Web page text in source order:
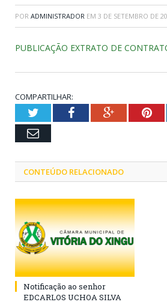
POR ADMINISTRADOR EM 3 DE SETEMBRO DE
PUBLICAÇÃO EXTRATO DE
COMPARTILHAR:
TwitterFacebookGoogle+
Email
CONTEÚDO RELACIONADO
Notificação ao senhor
EDCARLOS UCHOA SILVA